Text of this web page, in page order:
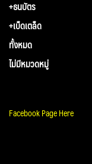
+ธนบัตร
+เบ็ดเตล็ด
ทั้งหมด
ไม่มีหมวดหมู่
Facebook Page Here